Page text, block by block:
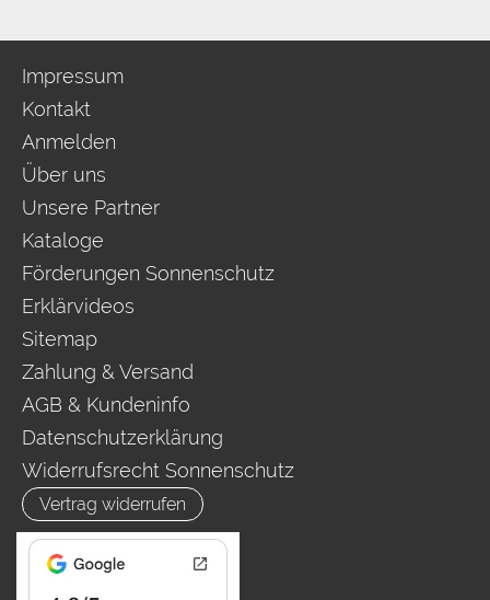
Impressum
Kontakt
Anmelden
Über uns
Unsere Partner
Kataloge
Förderungen Sonnenschutz
Erklärvideos
Sitemap
Zahlung & Versand
AGB & Kundeninfo
Datenschutzerklärung
Widerrufsrecht Sonnenschutz
Vertrag widerrufen